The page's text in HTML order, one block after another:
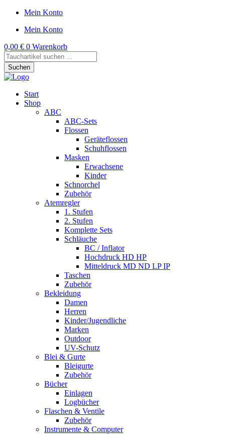
Mein Konto
Mein Konto
0,00 € 0 Warenkorb
Products
search
Suchen
Start
Shop
ABC
ABC-Sets
Flossen
Geräteflossen
Schuhflossen
Masken
Erwachsene
Kinder
Schnorchel
Zubehör
Atemregler
1. Stufen
2. Stufen
Komplette Sets
Schläuche
BC / Inflator
Hochdruck HD HP
Mitteldruck MD ND LP IP
Taschen
Zubehör
Bekleidung
Damen
Herren
Kinder/Jugendliche
Marken
Outdoor
UV-Schutz
Blei & Gurte
Bleigurte
Zubehör
Bücher
Einlagen
Logbücher
Flaschen & Ventile
Zubehör
Instrumente & Computer